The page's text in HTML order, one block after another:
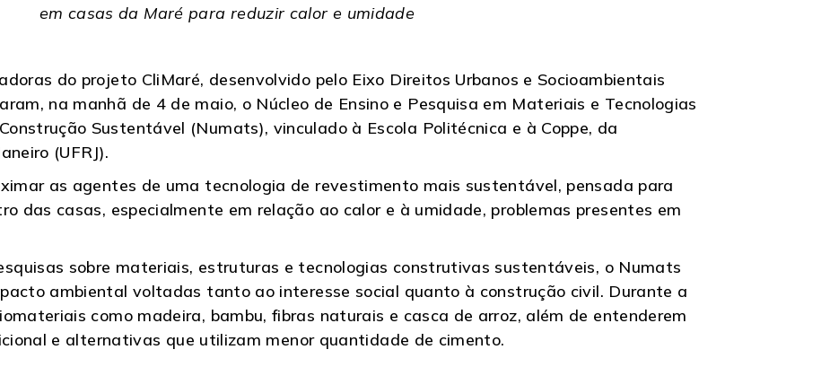
em casas da Maré para reduzir calor e umidade
do projeto CliMaré, desenvolvido pelo Eixo Direitos Urbanos e Socioambientais
na manhã de 4 de maio, o Núcleo de Ensino e Pesquisa em Materiais e Tecnologias
Sustentável (Numats), vinculado à Escola Politécnica e à Coppe, da
(UFRJ).
as agentes de uma tecnologia de revestimento mais sustentável, pensada para
das casas, especialmente em relação ao calor e à umidade, problemas presentes em
sobre materiais, estruturas e tecnologias construtivas sustentáveis, o Numats
ambiental voltadas tanto ao interesse social quanto à construção civil. Durante a
como madeira, bambu, fibras naturais e casca de arroz, além de entenderem
e alternativas que utilizam menor quantidade de cimento.